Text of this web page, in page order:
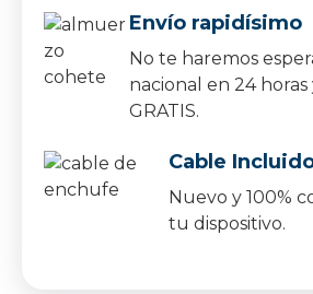
Envío rapidísimo
No te haremos
nacional en 24
GRATIS.
Cable
Nuevo y 100%
tu dispositivo.